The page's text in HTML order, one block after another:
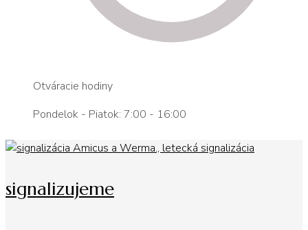
Otváracie hodiny
Pondelok - Piatok: 7:00 - 16:00
signalizujeme